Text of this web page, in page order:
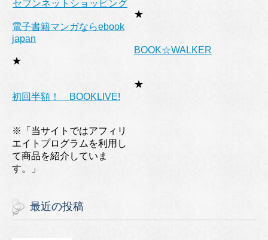
セブンネットショッピング
★
電子書籍マンガならebook
japan
★
BOOK☆WALKER
★
初回半額！ BOOKLIVE!
※「当サイトではアフィリ
エイトプログラムを利用し
て商品を紹介していま
す。」
最近の投稿